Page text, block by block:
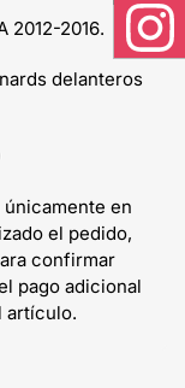
2012-2016.
delanteros
en
el pedido,
confirmar
pago adicional
artículo.